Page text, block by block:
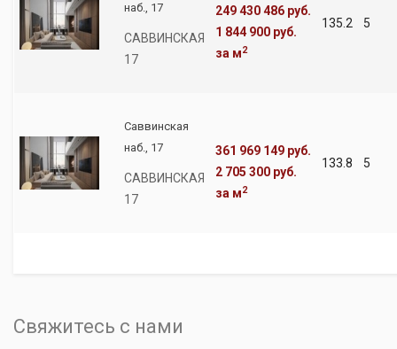
наб., 17
САВВИНСКАЯ
17
249 430 486 руб.
1 844 900 руб.
за м2
135.2 5
Саввинская
наб., 17
САВВИНСКАЯ
17
361 969 149 руб.
2 705 300 руб.
за м2
133.8 5
Свяжитесь с нами